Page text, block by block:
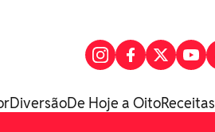
DiversãoDe Hoje a OitoReceitas